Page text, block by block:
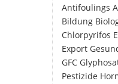
Antifoulings
Bildung
Chlorpyrifos
Export
GFC
Pestizide